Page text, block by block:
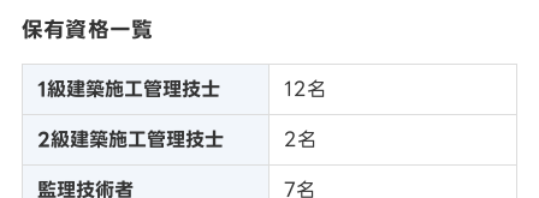
保有資格一覧
1級建築施工管理技士 12名
2級建築施工管理技士 2名
監理技術者 7名